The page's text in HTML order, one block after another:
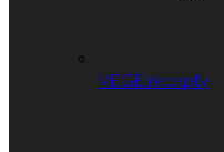
VEGE recepty